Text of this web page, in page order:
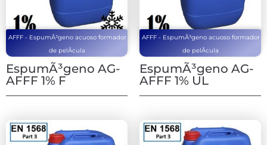
AFFF - EspumÃ³geno acuoso formador
de pelÃ­cula
EspumÃ³geno AG-
AFFF 1% F
AFFF - EspumÃ³geno acuoso formador
de pelÃ­cula
EspumÃ³geno AG-
AFFF 1% UL